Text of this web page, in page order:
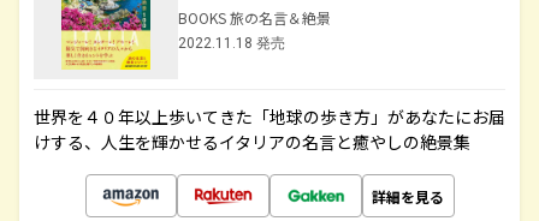
BOOKS 旅の名言＆絶景
2022.11.18 発売
世界を４０年以上歩いてきた「地球の歩き方」があなたにお届
けする、人生を輝かせるイタリアの名言と癒やしの絶景集
詳細を見る